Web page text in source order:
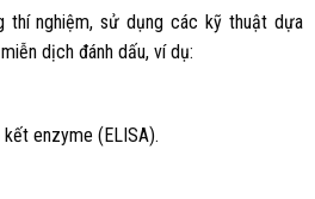
thí nghiệm, sử dụng các kỹ thuật dựa
dịch đánh dấu, ví dụ:
enzyme (ELISA).